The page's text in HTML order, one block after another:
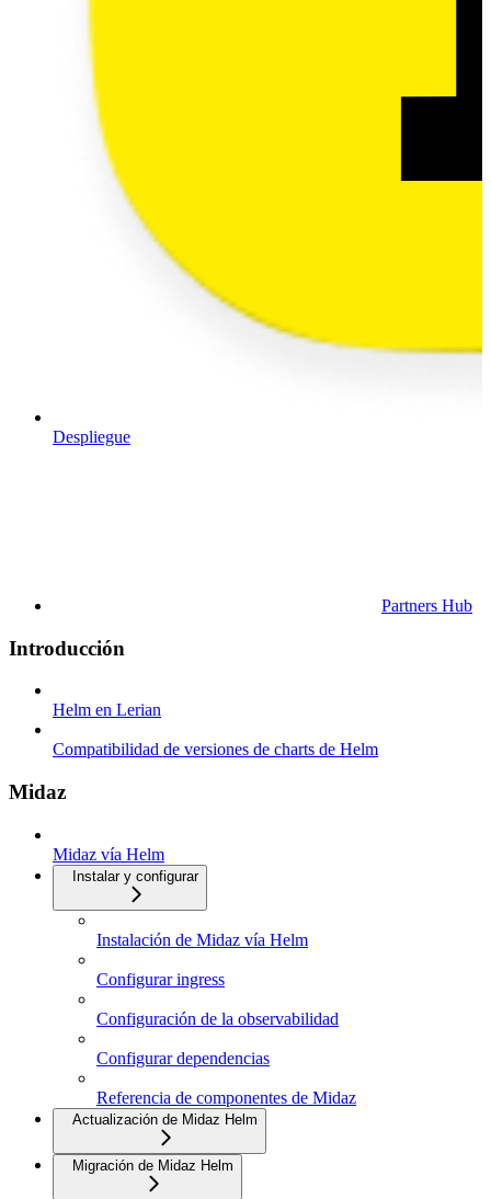
Despliegue
Partners Hub
Introducción
Helm en Lerian
Compatibilidad de versiones de charts de Helm
Midaz
Midaz vía Helm
Instalar y configurar
Instalación de Midaz vía Helm
Configurar ingress
Configuración de la observabilidad
Configurar dependencias
Referencia de componentes de Midaz
Actualización de Midaz Helm
Migración de Midaz Helm